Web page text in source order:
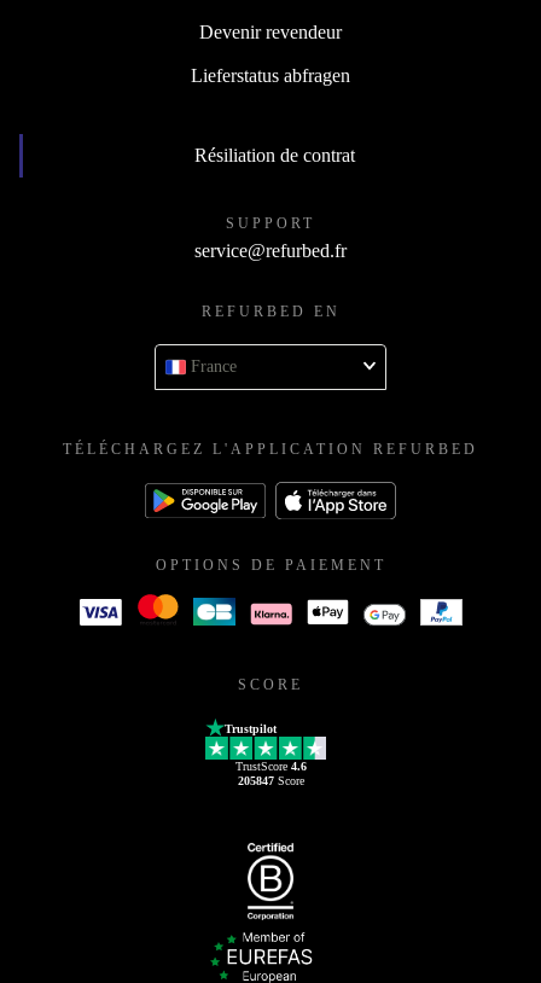
Devenir revendeur
Lieferstatus abfragen
Résiliation de contrat
SUPPORT
service@refurbed.fr
REFURBED EN
France
TÉLÉCHARGEZ L'APPLICATION REFURBED
OPTIONS DE PAIEMENT
SCORE
Trustpilot
TrustScore 4.6
205847Score